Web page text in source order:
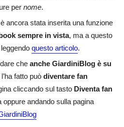
per nome.
ancora stata inserita una funzione
sempre in vista, ma a questo
questo articolo.
che anche GiardiniBlog è su
fatto può diventare fan
cliccando sul tasto Diventa fan
oppure andando sulla pagina